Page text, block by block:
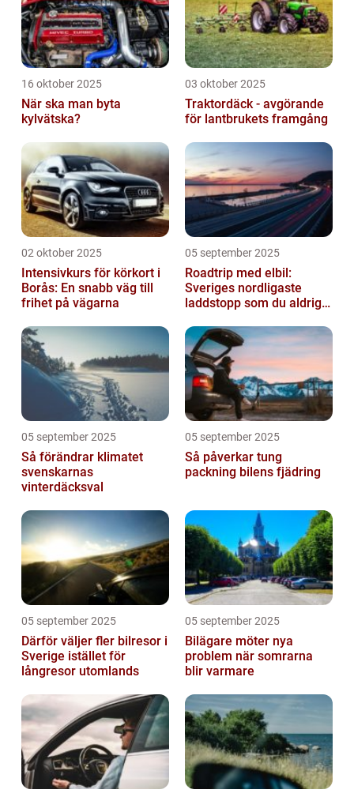
16 oktober 2025
När ska man byta
kylvätska?
03 oktober 2025
Traktordäck - avgörande
för lantbrukets framgång
02 oktober 2025
Intensivkurs för körkort i
Borås: En snabb väg till
frihet på vägarna
05 september 2025
Roadtrip med elbil:
Sveriges nordligaste
laddstopp som du aldrig
05 september 2025
Så förändrar klimatet
svenskarnas
vinterdäcksval
05 september 2025
Så påverkar tung
packning bilens fjädring
05 september 2025
Därför väljer fler bilresor i
Sverige istället för
långresor utomlands
05 september 2025
Bilägare möter nya
problem när somrarna
blir varmare